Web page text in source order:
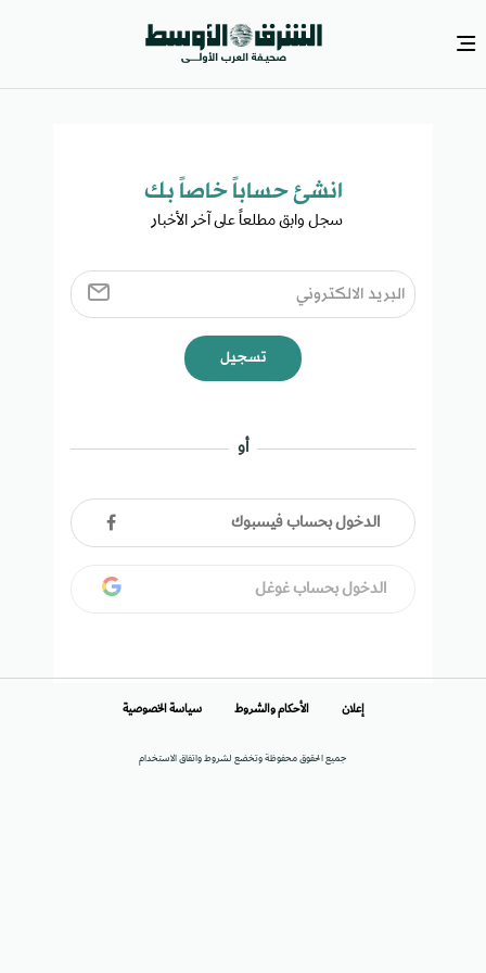
انشئ حساباً خاصاً بك​
سجل وابق مطلعاً على آخر الأخبار ​
تسجيل
أو
الدخول بحساب فيسبوك
الدخول بحساب غوغل
جميع الحقوق محفوظة وتخضع لشروط واتفاق الاستخدام
إعلان الأحكام والشروط سياسة الخصوصية